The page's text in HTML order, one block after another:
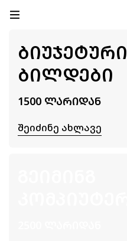
ᲑᲘᲣᲯᲔᲢᲣᲠᲘ
ᲑᲘᲚᲓᲔᲑᲘ
1500 ᲚᲐᲠᲘᲓᲐᲜ
Შეიძინე Ახლავე